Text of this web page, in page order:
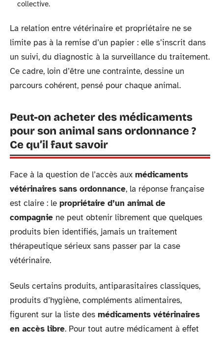
collective.
La relation entre vétérinaire et propriétaire ne se
limite pas à la remise d’un papier : elle s’inscrit dans
un suivi, du diagnostic à la surveillance du traitement.
Ce cadre, loin d’être une contrainte, dessine un
parcours cohérent, pensé pour chaque animal.
Peut-on acheter des médicaments
pour son animal sans ordonnance ?
Ce qu’il faut savoir
Face à la question de l’accès aux médicaments
vétérinaires sans ordonnance, la réponse française
est claire : le propriétaire d’un animal de
compagnie ne peut obtenir librement que quelques
produits bien identifiés, jamais un traitement
thérapeutique sérieux sans passer par la case
vétérinaire.
Seuls certains produits, antiparasitaires classiques,
produits d’hygiène, compléments alimentaires,
figurent sur la liste des médicaments vétérinaires
en accès libre. Pour tout autre médicament à effet